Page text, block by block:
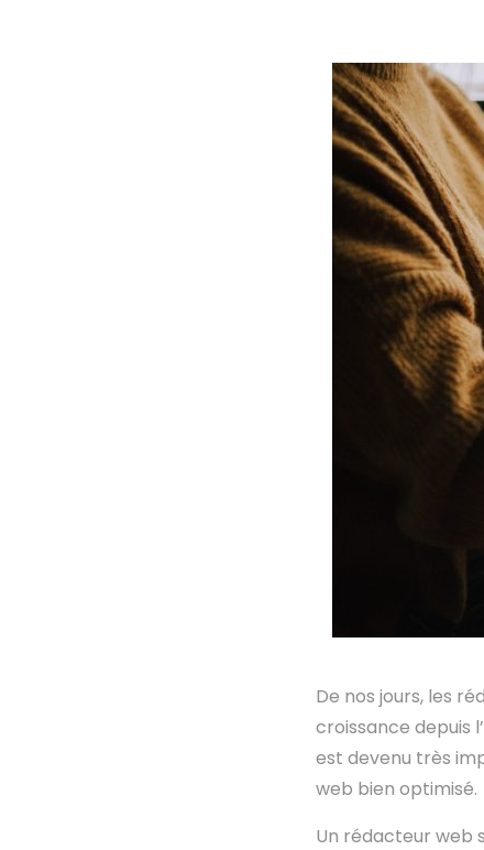
De nos jours, les
croissance depuis
est devenu très
web bien optimisé.
Un rédacteur web